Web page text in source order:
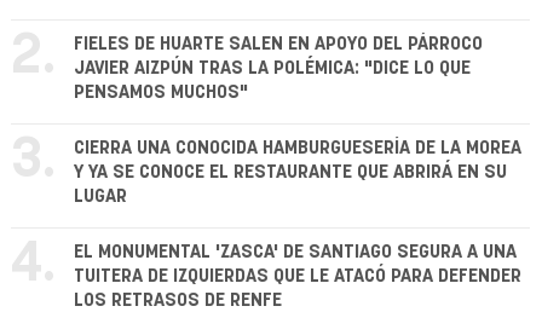
2.
FIELES DE HUARTE SALEN EN APOYO DEL PÁRROCO
JAVIER AIZPÚN TRAS LA POLÉMICA: "DICE LO QUE
PENSAMOS MUCHOS"
3.
CIERRA UNA CONOCIDA HAMBURGUESERÍA DE LA MOREA
Y YA SE CONOCE EL RESTAURANTE QUE ABRIRÁ EN SU
LUGAR
4.
EL MONUMENTAL 'ZASCA' DE SANTIAGO SEGURA A UNA
TUITERA DE IZQUIERDAS QUE LE ATACÓ PARA DEFENDER
LOS RETRASOS DE RENFE